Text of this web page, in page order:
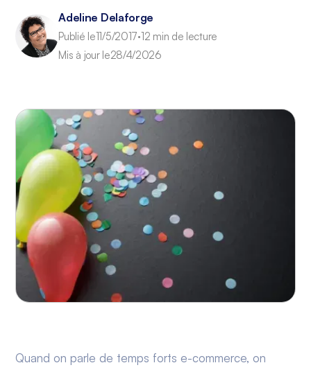
Adeline Delaforge
Publié le11/5/2017•12 min de lecture
Mis à jour le28/4/2026
Quand on parle de temps forts e-commerce, on